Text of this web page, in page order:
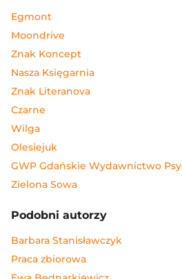
Egmont
Moondrive
Znak Koncept
Nasza Księgarnia
Znak Literanova
Czarne
Wilga
Olesiejuk
GWP Gdańskie Wydawnictwo
Zielona Sowa
Podobni autorzy
Barbara Stanisławczyk
Praca zbiorowa